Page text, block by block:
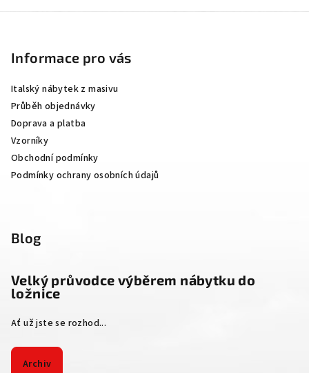
Informace pro vás
Italský nábytek z masivu
Průběh objednávky
Doprava a platba
Vzorníky
Obchodní podmínky
Podmínky ochrany osobních údajů
Blog
Velký průvodce výběrem nábytku do
ložnice
Ať už jste se rozhod...
Archiv